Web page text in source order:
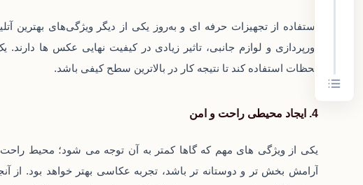
استفاده از تجهیزات حرفه‌ ای و به‌روز یکی از دیگر ویژگی‌های بهترین
نورپردازی و لوازم جانبی، تاثیر زیادی در کیفیت نهایی عکس‌ ها
لحظات استفاده کند تا نتیجه کار در بالاترین سطح کیفی باشد.
4. ایجاد محیطی راحت و امن
یکی از ویژگی‌ های مهم که گاها کمتر به آن توجه می شود؛ محیط
آرامش‌ بخش‌ تر و دوستانه‌ تر باشد، تجربه عکاسی بهتر خواهد بود.